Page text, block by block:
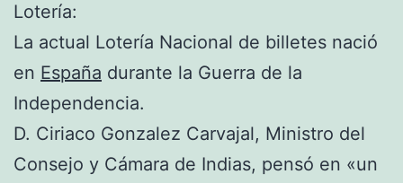
Lotería:
La actual Lotería Nacional de billetes nació
en España durante la Guerra de la
Independencia.
D. Ciriaco Gonzalez Carvajal, Ministro del
Consejo y Cámara de Indias, pensó en «un